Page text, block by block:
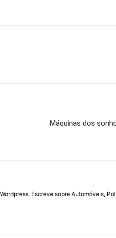
Máquinas dos
Escreve sobre Automóveis,